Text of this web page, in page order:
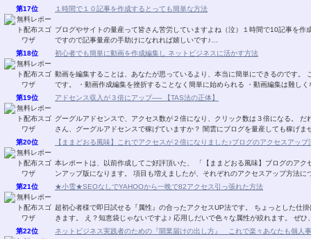
第17位
１時間で１０記事を作成するとっても簡単な方法
ブログやサイトの量産って皆さん苦労していますよね（泣）１時間で10記事を作成する
ですので記事量産の手助けになれれば嬉しいです♪…
第18位
初心者でも簡単に動画を作成編集し ネットビジネスに活かす方法
動画を編集することは、あなたが思っているより、本当に簡単にできるのです。 このレポートを読んで実行するメリットは以下のとおり
です。 ・動画作成編集を挫折することなく簡単に始められる ・動画編集は難
第19位
アドセンス収入が３倍にアップ── 【TAS法の正体】
グーグルアドセンスで、アクセス数が２倍になり、クリック数は３倍になる。 だれ
さん、グーグルアドセンスで稼げていますか？ 闇雲にブログを量
第20位
【ままどおる風味】これでアクセスが２倍になりました♪ブログのアクセスアッ
本レポートは、以前作成してご好評頂いた、 「【ままどおる風味】ブログのア
ンアップ版になります。 項目も増えましたが、それぞれのアクセスアッ
第21位
★小雪★SEOなしでYAHOOから一晩で82アクセス引っ張れた方法
超初心者様で即日試せる『属性』の合ったアクセスUP法です。 ちょっとした仕掛けでザクザクあなたのブログにアクセスが 流れ込んで
きます。 え？知恵袋じゃ
第22位
ネットビジネス実践者のための『開業届けの出し方』 これで楽々あなたも個人